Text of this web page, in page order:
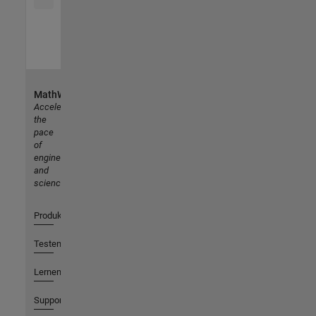
MathWorks
Accelerating
the
pace
of
engineering
and
science
Produkte
Testen oder Kaufen
Lernen
Support